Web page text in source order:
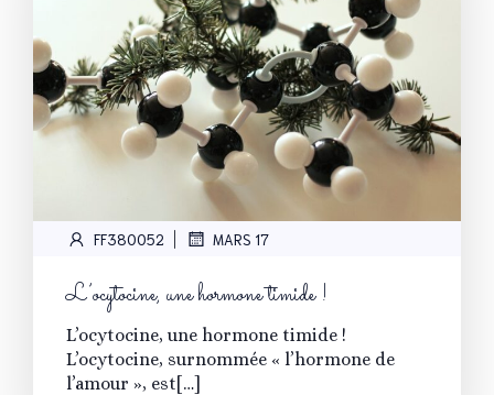
FF380052 | MARS 17
L’ocytocine, une hormone timide !
L’ocytocine, une hormone timide !
L’ocytocine, surnommée « l’hormone de
l’amour », est[…]